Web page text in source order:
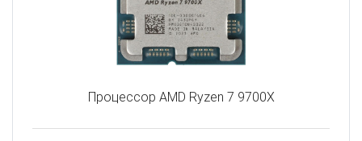
Процессор AMD Ryzen 7 9700X